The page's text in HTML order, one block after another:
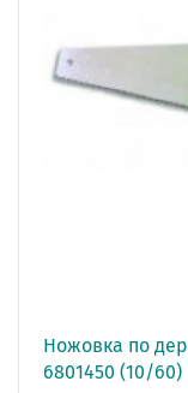
Ножовка по
6801450 (10/60)